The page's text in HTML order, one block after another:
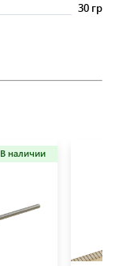
30 гр
В наличии